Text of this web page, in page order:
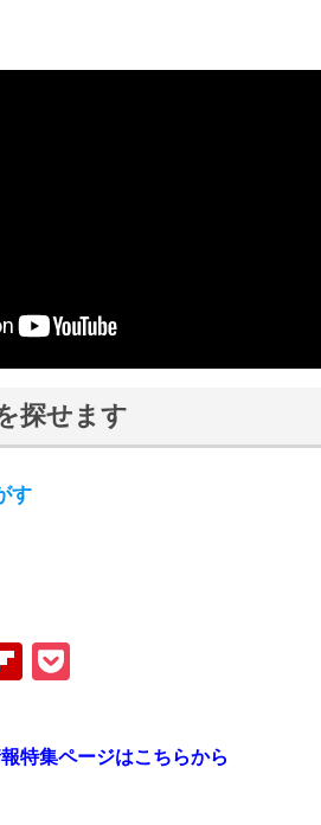
探せます
す
Flipboard
特集ページはこちらから